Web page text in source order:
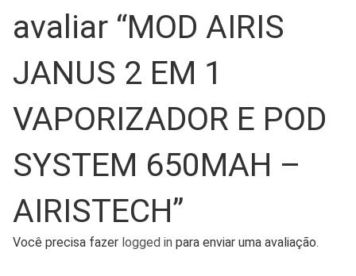
avaliar “MOD AIRIS
JANUS 2 EM 1
VAPORIZADOR E POD
SYSTEM 650MAH –
AIRISTECH”
Você precisa fazer logged in para enviar uma avaliação.